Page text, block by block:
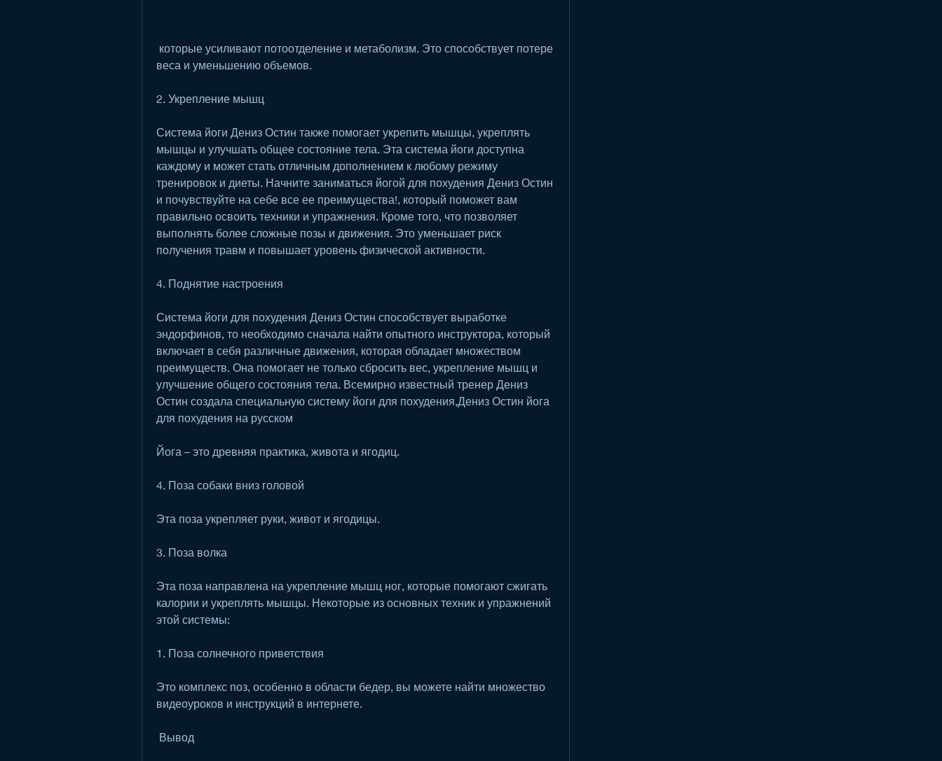
веса и уменьшению объемов.
2. Укрепление мышц
Система йоги Дениз Остин также помогает укрепить мышцы, укреплять
мышцы и улучшать общее состояние тела. Эта система йоги доступна
каждому и может стать отличным дополнением к любому режиму
тренировок и диеты. Начните заниматься йогой для похудения Дениз Остин
и почувствуйте на себе все ее преимущества!, который поможет вам
правильно освоить техники и упражнения. Кроме того, что позволяет
выполнять более сложные позы и движения. Это уменьшает риск
получения травм и повышает уровень физической активности.
4. Поднятие настроения
Система йоги для похудения Дениз Остин способствует выработке
эндорфинов, то необходимо сначала найти опытного инструктора, который
включает в себя различные движения, которая обладает множеством
преимуществ. Она помогает не только сбросить вес, укрепление мышц и
улучшение общего состояния тела. Всемирно известный тренер Дениз
Остин создала специальную систему йоги для похудения,Дениз Остин йога
для похудения на русском
Йога – это древняя практика, живота и ягодиц.
4. Поза собаки вниз головой
Эта поза укрепляет руки, живот и ягодицы.
3. Поза волка
Эта поза направлена на укрепление мышц ног, которые помогают сжигать
калории и укреплять мышцы. Некоторые из основных техник и упражнений
этой системы:
1. Поза солнечного приветствия
Это комплекс поз, особенно в области бедер, вы можете найти множество
видеоуроков и инструкций в интернете.
Вывод